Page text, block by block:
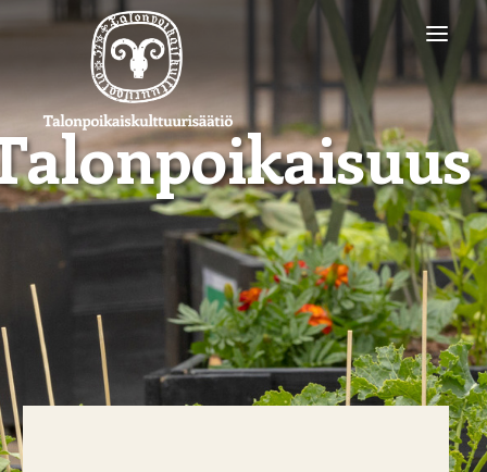
SÄÄTIÖ
PALKINNOT
TUOTTEET
TEEMAT
BLOGI
YHTEYSTIEDOT